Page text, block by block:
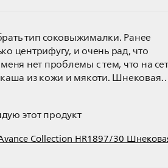
тип соковыжималки. Ранее
центрифугу, и очень рад, что
нет проблемы с тем, что на
каша из кожи и мякоти. Шнековая
хорошо с ними справляется.
водой. Когда
тоже оценила (любит мыть мою
сделать сангрию, использовал
этот продукт
Collection HR1897/30